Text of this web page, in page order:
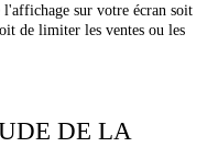
l'affichage sur votre écran soit
de limiter les ventes ou les
DE LA